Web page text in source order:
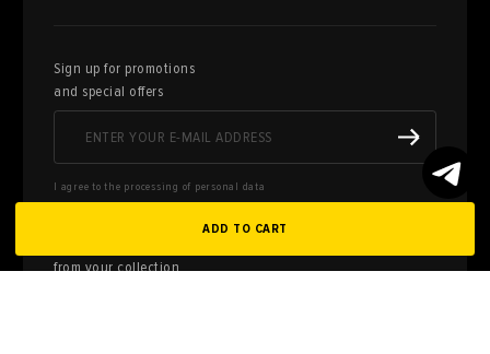
ADD TO CART
Sign up for promotions
and special offers
I agree to the processing of personal data
from your collection